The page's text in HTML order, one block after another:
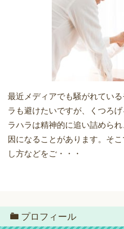
最近メディアでも騒がれてい
ラも避けたいですが、くつろ
ラハラは精神的に追い詰めら
因になることがあります。そ
し方などをご・・・
プロフィール